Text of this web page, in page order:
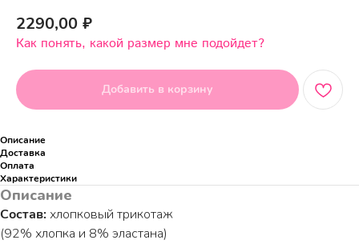
2290,00 ₽
Как понять, какой размер мне подойдет?
Добавить в корзину
Описание
Доставка
Оплата
Характеристики
Описание
Состав: хлопковый трикотаж
(92% хлопка и 8% эластана)